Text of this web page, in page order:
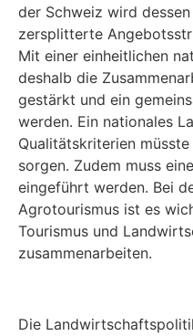
der Schweiz wird
zersplitterte
Mit einer einheitlichen
deshalb die
gestärkt und ein
werden. Ein nationales
Qualitätskriterien
sorgen. Zudem muss
eingeführt werden. Bei
Agrotourismus ist es
Tourismus und
zusammenarbeiten.
Die